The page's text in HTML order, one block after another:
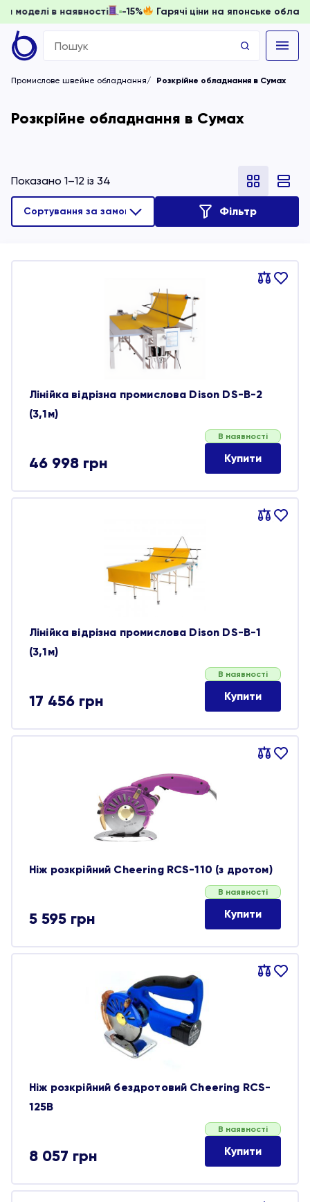
доки моделі в наявності -15% Гарячі ціни на
Search
for:
Промислове швейне обладнання Розкрійне обладнання в Сумах
Розкрійне обладнання в Сумах
Показано 1–12 із 34
Фільтр
Порівняти
В
Лінійка відрізна промислова Dison DS-B-2
(3,1м)
46 998 грн
В наявності
Купити
Порівняти
В
Лінійка відрізна промислова Dison DS-B-1
(3,1м)
17 456 грн
В наявності
Купити
Порівняти
В
Ніж розкрійний Cheering RCS-110 (з дротом)
5 595 грн
В наявності
Купити
Порівняти
В
Ніж розкрійний бездротовий Cheering RCS-
125B
8 057 грн
В наявності
Купити